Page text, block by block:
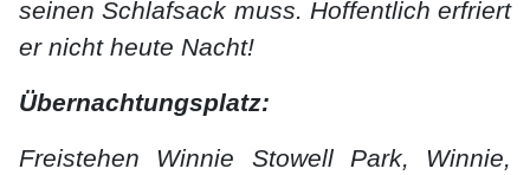
seinen Schlafsack muss. Hoffentlich erfriert
er nicht heute Nacht!
Übernachtungsplatz:
Freistehen Winnie Stowell Park, Winnie,